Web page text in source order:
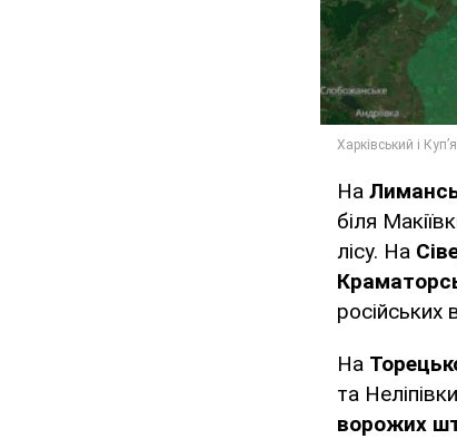
На
біля
лісу. На
російських
На
та
ворожих